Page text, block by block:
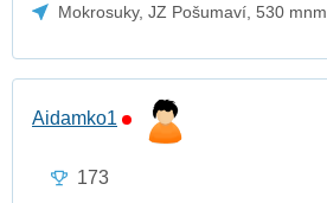
Mokrosuky, JZ Pošumaví, 530 mnm
Aidamko1
173